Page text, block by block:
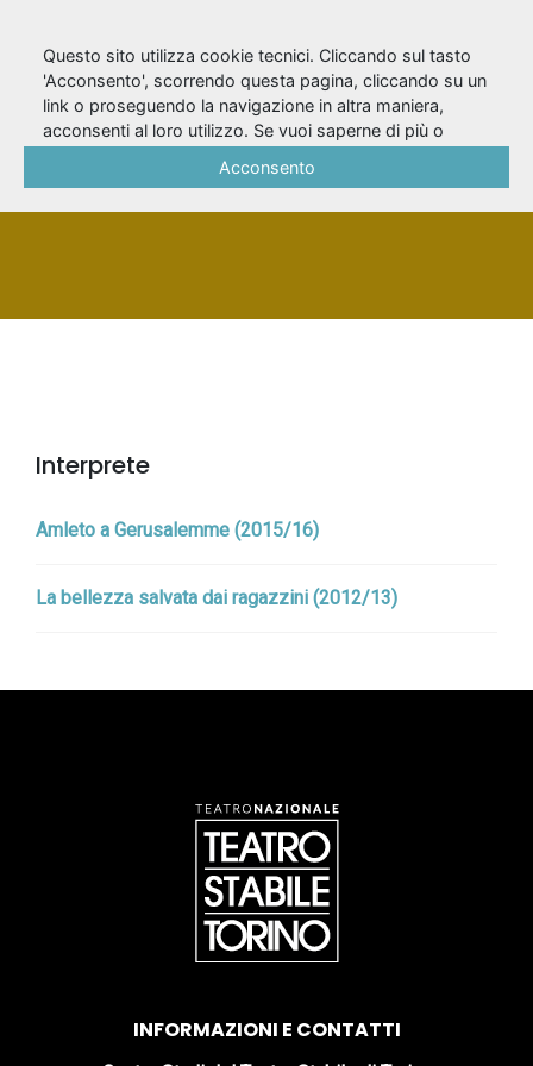
Volpengo, Matteo
PERSONA
Interprete
Amleto a Gerusalemme (2015/16)
La bellezza salvata dai ragazzini (2012/13)
INFORMAZIONI E CONTATTI
Questo sito utilizza cookie tecnici. Cliccando sul tasto
'Acconsento', scorrendo questa pagina, cliccando su un
link o proseguendo la navigazione in altra maniera,
acconsenti al loro utilizzo. Se vuoi saperne di più o
Acconsento